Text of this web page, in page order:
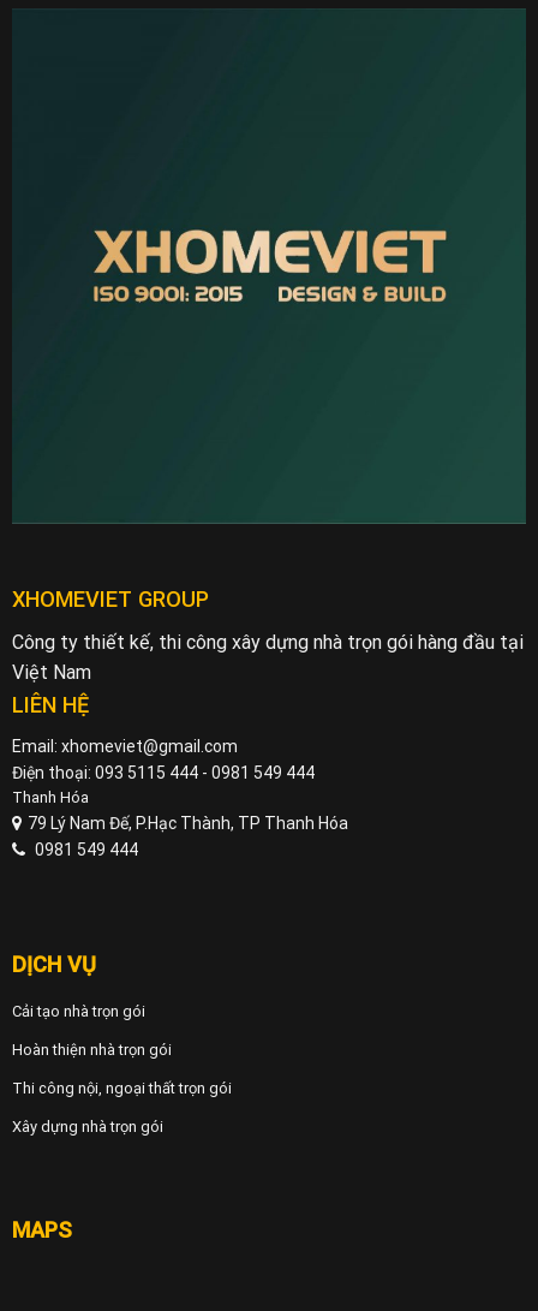
XHOMEVIET GROUP
Công ty thiết kế, thi công xây dựng nhà trọn gói hàng đầu tại
Việt Nam
LIÊN HỆ
Email: xhomeviet@gmail.com
Điện thoại: 093 5115 444 - 0981 549 444
Thanh Hóa
79 Lý Nam Đế, P.Hạc Thành, TP Thanh Hóa
0981 549 444
DỊCH VỤ
Cải tạo nhà trọn gói
Hoàn thiện nhà trọn gói
Thi công nội, ngoại thất trọn gói
Xây dựng nhà trọn gói
MAPS